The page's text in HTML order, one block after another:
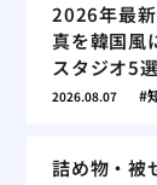
2026年最
真を韓国風
スタジオ5選
2026.08.07
詰め物・被